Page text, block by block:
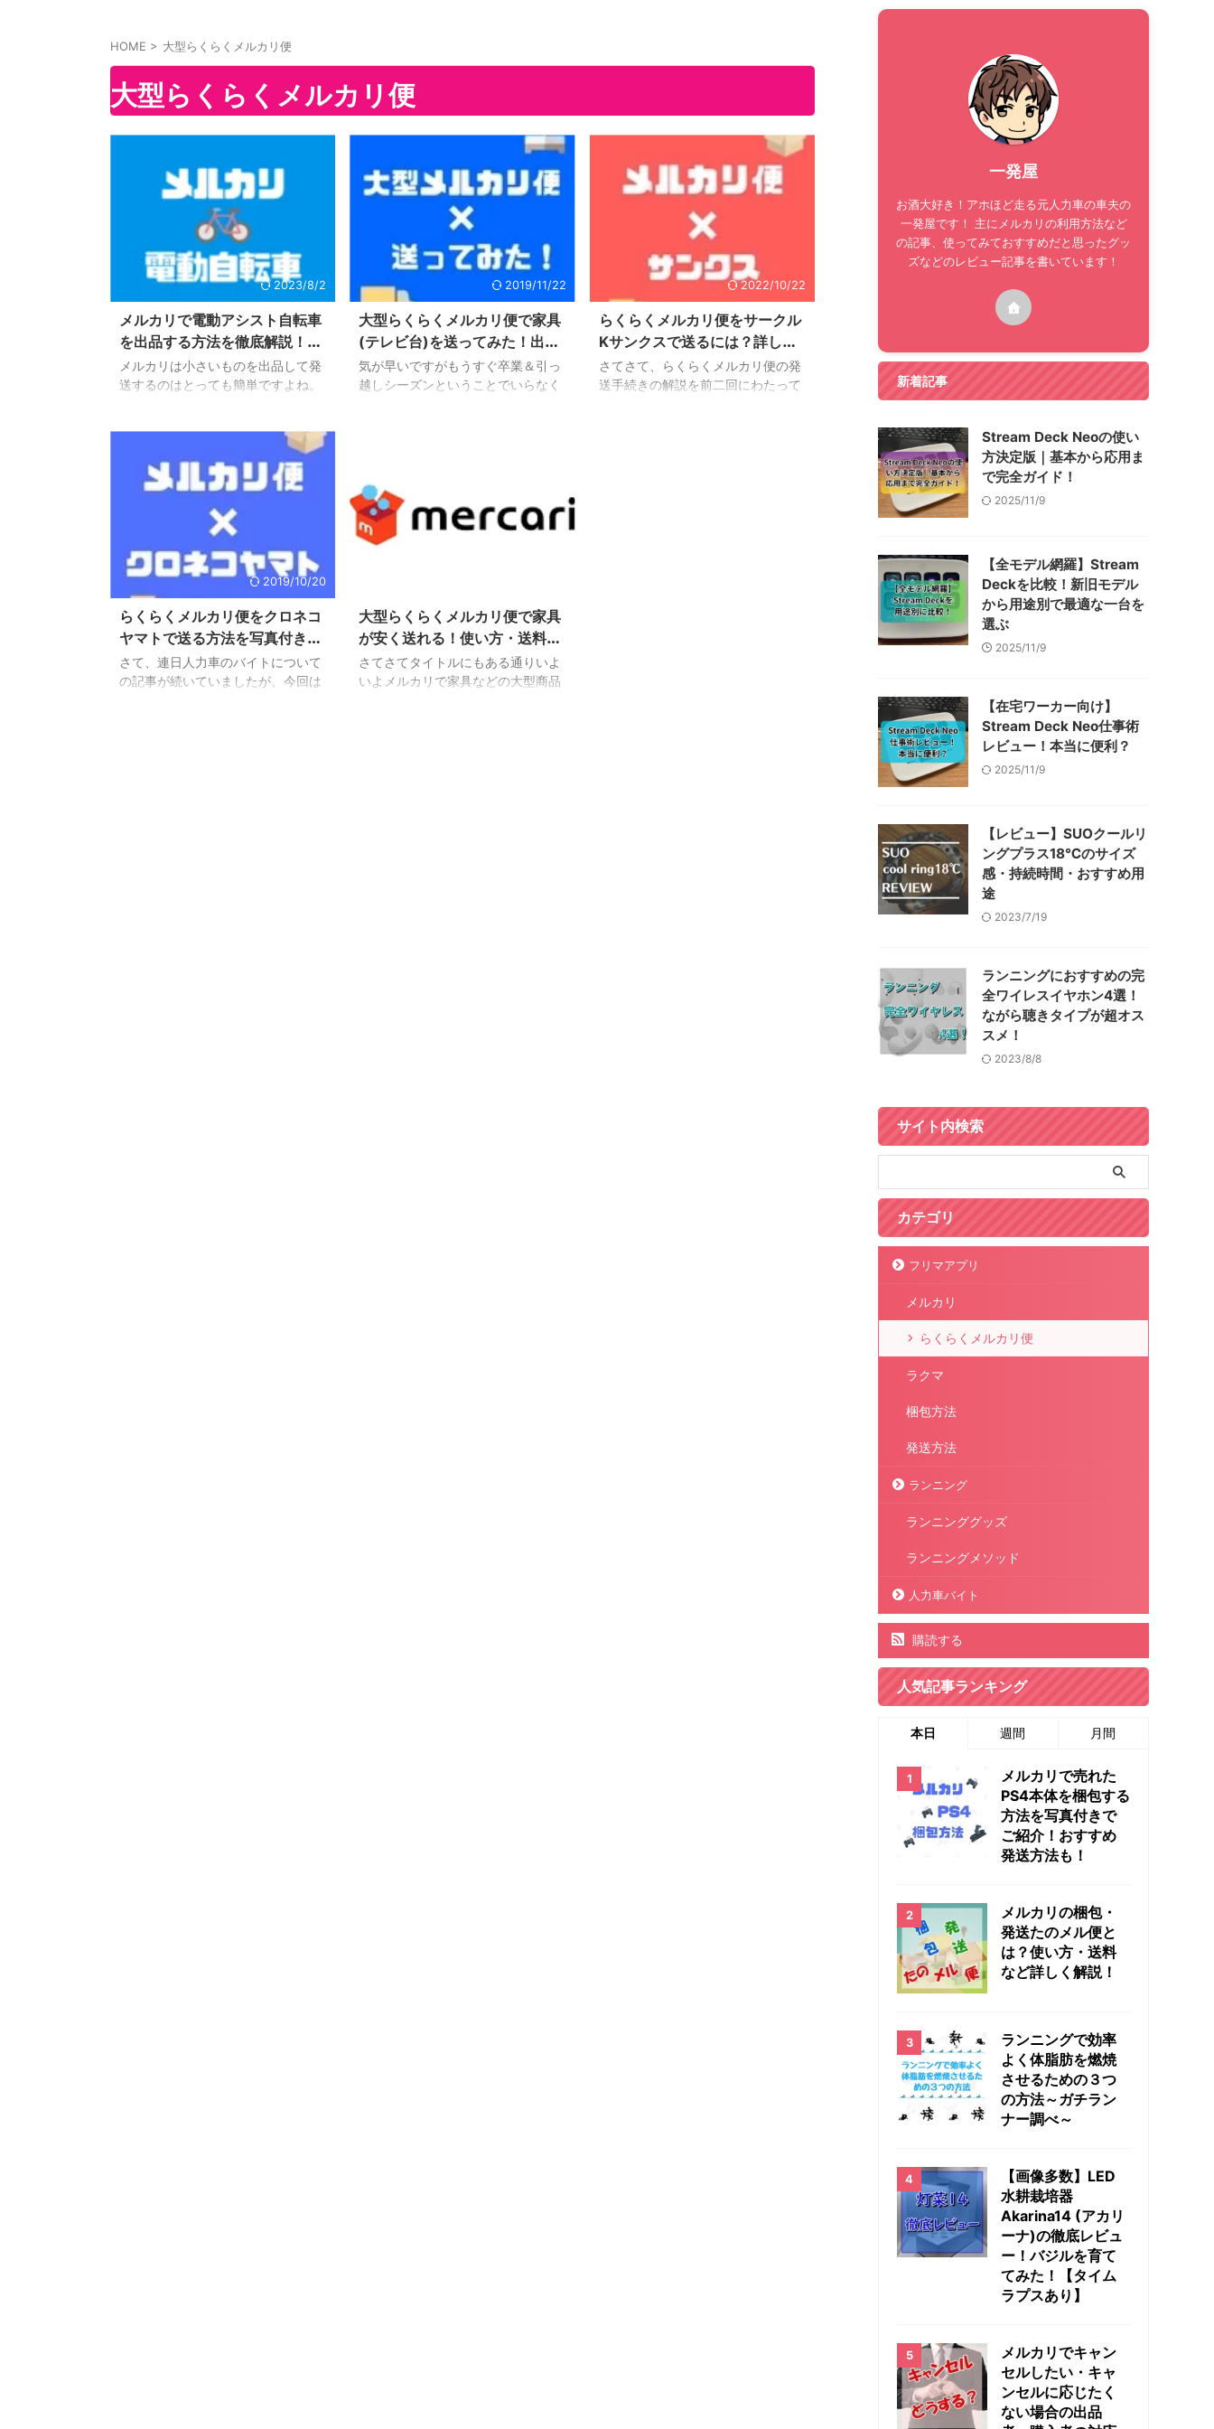
HOME > 大型らくらくメルカリ便
大型らくらくメルカリ便
2023/8/2
メルカリで電動アシスト自転車
を出品する方法を徹底解説！防
犯登録に関する注意点も！
メルカリは小さいものを出品して発
送するのはとっても簡単ですよね。
す。 そんな中でもわたしがメルカリ
を利用してきて過去最大級に面倒だ
ったのがこの電動アシスト自転車の
出品・発送です。 おそらく、必要な
くなったりあらたに電動自転車を買
い替えようと思って処分に困ってい
る方も結構いらっしゃると思いま
す。 業者に買い取ってもらうという
手もありますが、面倒が省ける代わ
りにメルカリで売る値段よりも50％
以上安い価格で買いたたかれること
がほとんどです。 買い替 ...
2019/11/22
大型らくらくメルカリ便で家具
(テレビ台)を送ってみた！出
品・取引から集荷までの流れを
大公開！
気が早いですがもうすぐ卒業＆引っ
越しシーズンということでいらなく
うということで今回、メルカリでは
唯一今まで利用したことのなかった
『大型らくらくメルカリ便』を利用
ゆうメルカリ便とは出品の仕方(商品
情報の入力の仕方)や梱包・集荷の方
法がちょっと異なって ...
2022/10/22
らくらくメルカリ便をサークル
Kサンクスで送るには？詳しい
方法を写真付きでご紹介！
さてさて、らくらくメルカリ便の発
送手続きの解説を前二回にわたって
2019/10/20
らくらくメルカリ便をクロネコ
ヤマトで送る方法を写真付きで
ご紹介！
さて、連日人力車のバイトについて
の記事が続いていましたが、今回は
大型らくらくメルカリ便で家具
が安く送れる！使い方・送料を
ご紹介！
さてさてタイトルにもある通りいよ
いよメルカリで家具などの大型商品
一発屋
お酒大好き！アホほど走る元人力車の車夫の
一発屋です！ 主にメルカリの利用方法など
の記事、使ってみておすすめだと思ったグッ
ズなどのレビュー記事を書いています！
新着記事
Stream Deck Neoの使い
方決定版｜基本から応用ま
で完全ガイド！
2025/11/9
【全モデル網羅】Stream
Deckを比較！新旧モデル
から用途別で最適な一台を
選ぶ
2025/11/9
【在宅ワーカー向け】
Stream Deck Neo仕事術
レビュー！本当に便利？
2025/11/9
【レビュー】SUOクールリ
ングプラス18℃のサイズ
感・持続時間・おすすめ用
途
2023/7/19
ランニングにおすすめの完
全ワイレスイヤホン4選！
ながら聴きタイプが超オス
スメ！
2023/8/8
サイト内検索
カテゴリ
フリマアプリ
メルカリ
らくらくメルカリ便
ラクマ
梱包方法
発送方法
ランニング
ランニンググッズ
ランニングメソッド
人力車バイト
購読する
人気記事ランキング
本日 週間 月間
メルカリで売れた
PS4本体を梱包する
方法を写真付きで
ご紹介！おすすめ
発送方法も！
メルカリの梱包・
発送たのメル便と
は？使い方・送料
など詳しく解説！
ランニングで効率
よく体脂肪を燃焼
させるための３つ
の方法～ガチラン
ナー調べ～
【画像多数】LED
水耕栽培器
Akarina14 (アカリ
ーナ)の徹底レビュ
ー！バジルを育て
てみた！【タイム
ラプスあり】
メルカリでキャン
セルしたい・キャ
ンセルに応じたく
ない場合の出品